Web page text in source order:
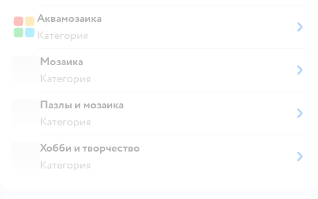
Аквамозаика
Категория
Мозаика
Категория
Пазлы и мозаика
Категория
Хобби и творчество
Категория